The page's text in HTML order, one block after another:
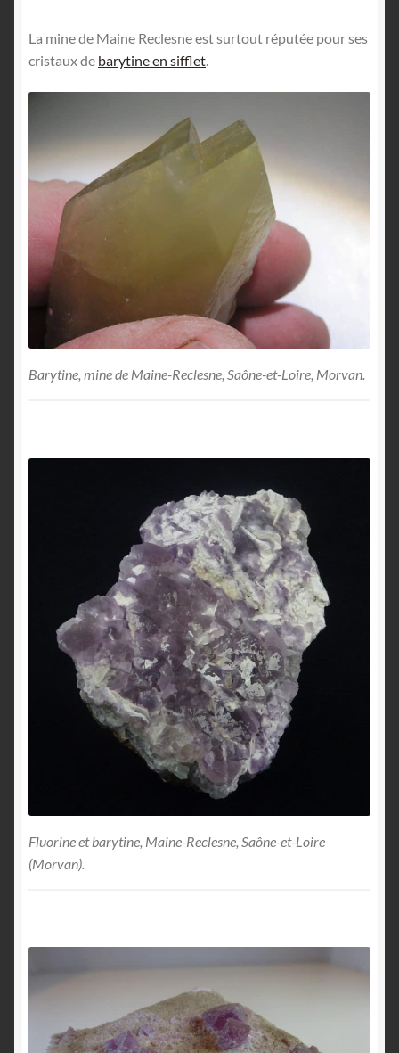
La mine de Maine Reclesne est surtout réputée pour ses
cristaux de barytine en sifflet.
Barytine, mine de Maine-Reclesne, Saône-et-Loire, Morvan.
Fluorine et barytine, Maine-Reclesne, Saône-et-Loire
(Morvan).